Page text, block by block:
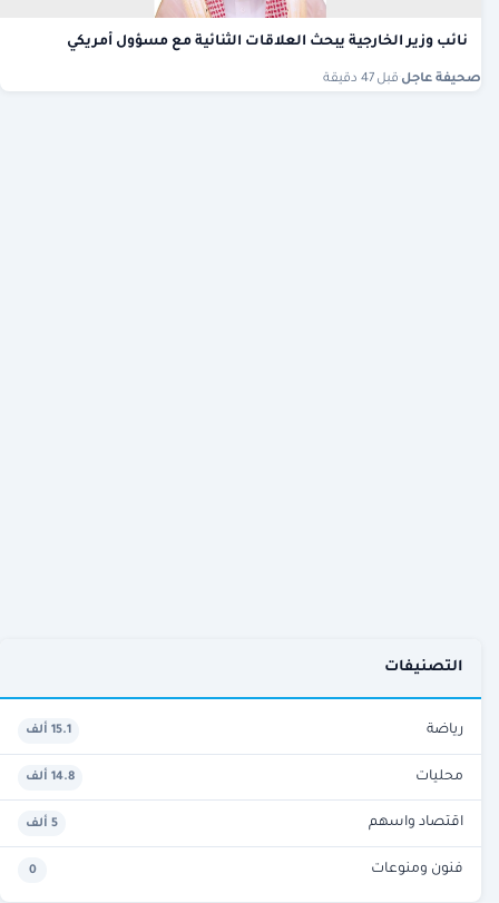
نائب وزير الخارجية يبحث العلاقات الثنائية مع مسؤول أمريكي
صحيفة عاجل قبل 47 دقيقة
التصنيفات
رياضة 15.1 ألف
محليات 14.8 ألف
اقتصاد واسهم 5 ألف
فنون ومنوعات 0